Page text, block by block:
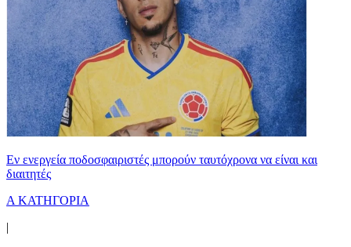
Εν ενεργεία ποδοσφαιριστές μπορούν ταυτόχρονα να είναι και
διαιτητές
Α ΚΑΤΗΓΟΡΙΑ
|